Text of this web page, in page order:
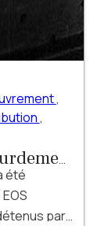
,
,
été
par